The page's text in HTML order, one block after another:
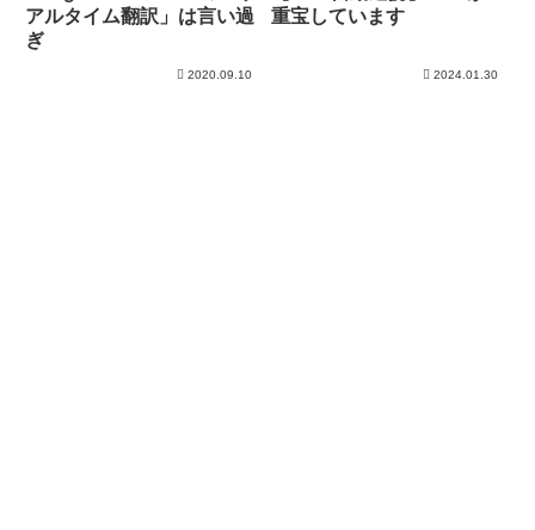
アルタイム翻訳」は言い過
ぎ
2020.09.10
重宝しています
2024.01.30